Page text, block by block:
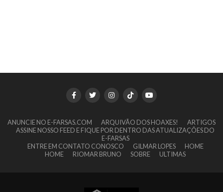
ANUNCIE NO E-FARSAS.COM ARQUIVÃO DOS HOAXES!
ARTIGOS
ASSINE NOSSO FEED E FIQUE POR DENTRO DAS ATUALIZAÇÕES DO
E-FARSAS
ENTRE EM CONTATO CONOSCO
GILMAR LOPES
HOME
HOME
RIOMAR BRUNO SOBRE ULTIMAS